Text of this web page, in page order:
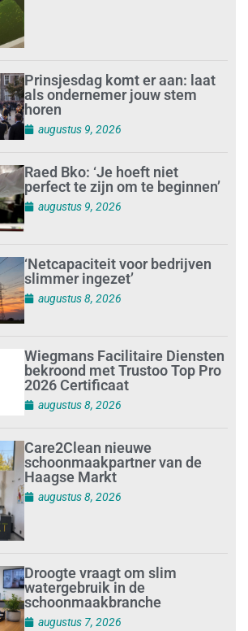
Prinsjesdag komt er aan: laat
als ondernemer jouw stem
horen
augustus 9, 2026
Raed Bko: ‘Je hoeft niet
perfect te zijn om te beginnen’
augustus 9, 2026
‘Netcapaciteit voor bedrijven
slimmer ingezet’
augustus 8, 2026
Wiegmans Facilitaire Diensten
bekroond met Trustoo Top Pro
2026 Certificaat
augustus 8, 2026
Care2Clean nieuwe
schoonmaakpartner van de
Haagse Markt
augustus 8, 2026
Droogte vraagt om slim
watergebruik in de
schoonmaakbranche
augustus 7, 2026